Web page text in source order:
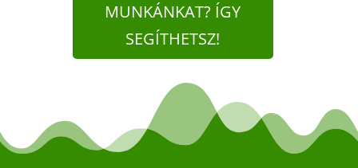
MUNKÁNKAT? ÍGY
SEGÍTHETSZ!